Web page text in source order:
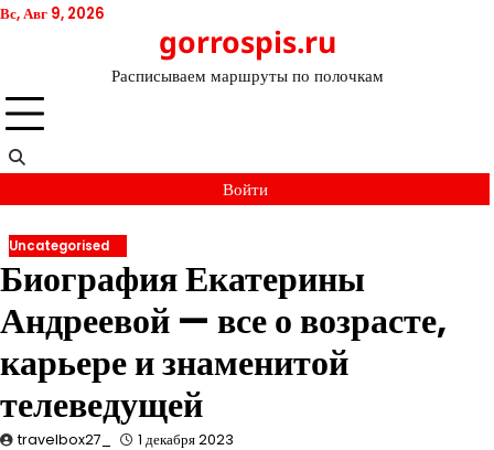
Перейти
Вс, Авг 9, 2026
gorrospis.ru
Расписываем маршруты по полочкам
Войти
Uncategorised
Биография Екатерины
Андреевой — все о возрасте,
карьере и знаменитой
телеведущей
travelbox27_ 1 декабря 2023